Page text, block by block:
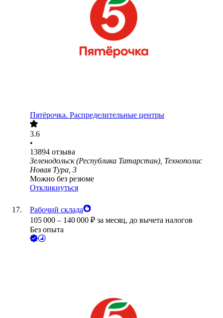
Пятёрочка. Распределительные центры
3.6
•
13894 отзыва
Зеленодольск (Республика Татарстан), Технополис
Новая Тура, 3
Можно без резюме
Откликнуться
Рабочий склада
105 000 – 140 000 ₽ за месяц, до вычета налогов
Без опыта